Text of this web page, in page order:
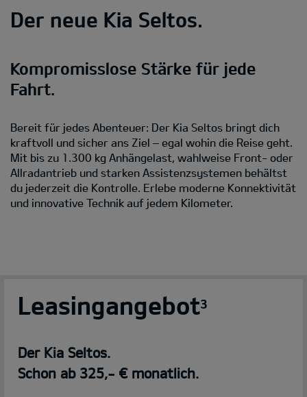
Der neue Kia Seltos.
Kompromisslose Stärke für jede
Fahrt.
Bereit für jedes Abenteuer: Der Kia Seltos bringt dich
kraftvoll und sicher ans Ziel – egal wohin die Reise geht.
Mit bis zu 1.300 kg Anhängelast, wahlweise Front- oder
Allradantrieb und starken Assistenzsystemen behältst
du jederzeit die Kontrolle. Erlebe moderne Konnektivität
und innovative Technik auf jedem Kilometer.
Leasingangebot3
Der Kia Seltos.
Schon ab 325,- € monatlich.